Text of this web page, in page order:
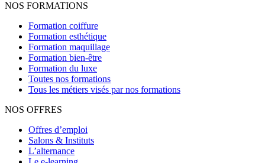
NOS FORMATIONS
Formation coiffure
Formation esthétique
Formation maquillage
Formation bien-être
Formation du luxe
Toutes nos formations
Tous les métiers visés par nos formations
NOS OFFRES
Offres d’emploi
Salons & Instituts
L’alternance